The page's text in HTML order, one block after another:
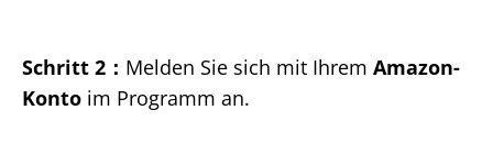
Schritt 2： Melden Sie sich mit Ihrem Amazon-
Konto im Programm an.